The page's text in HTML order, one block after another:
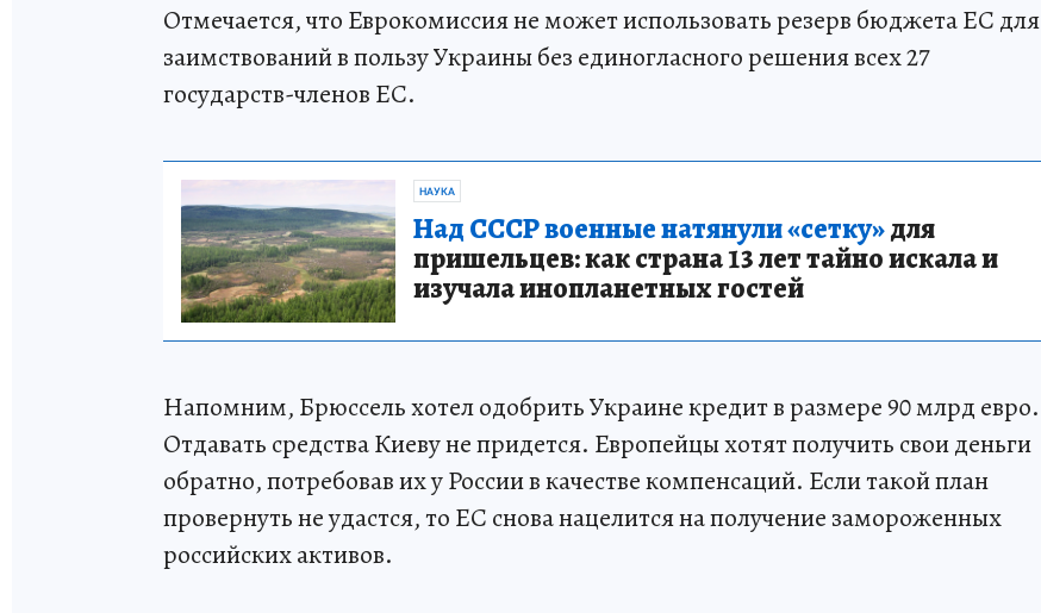
Отмечается, что Еврокомиссия не может использовать резерв бюджета ЕС для
заимствований в пользу Украины без единогласного решения всех 27
государств-членов ЕС.
НАУКА
Над СССР военные натянули «сетку»для
пришельцев: как страна 13 лет тайно искала и
изучала инопланетных гостей
Напомним, Брюссель хотел одобрить Украине кредит в размере 90 млрд евро.
Отдавать средства Киеву не придется. Европейцы хотят получить свои деньги
обратно, потребовав их у России в качестве компенсаций. Если такой план
провернуть не удастся, то ЕС снова нацелится на получение замороженных
российских активов.